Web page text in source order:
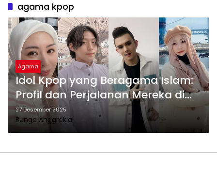
agama kpop
Agama
Idol Kpop yang Beragama Islam:
Profil dan Perjalanan Mereka di
Dunia Hiburan
27 Desember 2025
Bunga Anggrekia